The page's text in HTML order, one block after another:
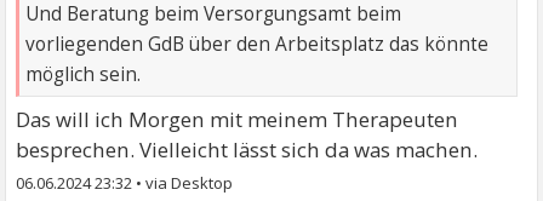
Und Beratung beim Versorgungsamt beim
vorliegenden GdB über den Arbeitsplatz das könnte
möglich sein.
Das will ich Morgen mit meinem Therapeuten
besprechen. Vielleicht lässt sich da was machen.
06.06.2024 23:32 •